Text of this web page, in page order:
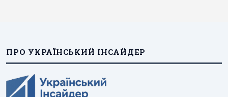
ПРО УКРАЇНСЬКИЙ ІНСАЙДЕР